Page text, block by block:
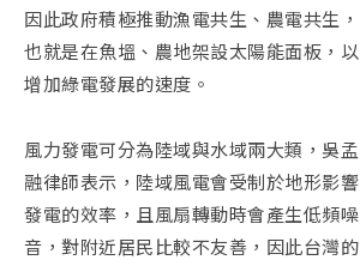
因此政府積極推動漁電共生、農電共生，
也就是在魚塭、農地架設太陽能面板，以
增加綠電發展的速度。
風力發電可分為陸域與水域兩大類，吳孟
融律師表示，陸域風電會受制於地形影響
發電的效率，且風扇轉動時會產生低頻噪
音，對附近居民比較不友善，因此台灣的